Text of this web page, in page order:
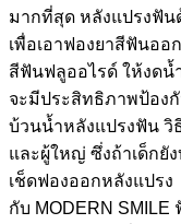
มากที่สุด หลังแปรงฟั
เพื่อเอาฟองยาสีฟันอ
สีฟันฟลูออไรด์ ให้งดน้
จะมีประสิทธิภาพป้อง
บ้วนน้ำหลังแปรงฟัน วิ
และผู้ใหญ่ ซึ่งถ้าเด็กยั
เช็ดฟองออกหลังแปร
กับ MODERN